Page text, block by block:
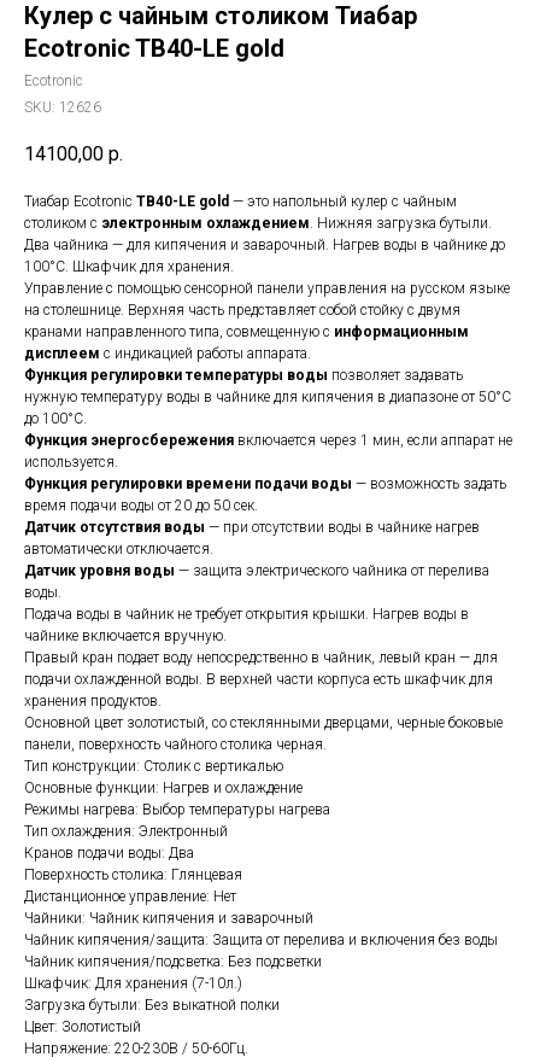
Кулер с чайным столиком Тиабар
Ecotronic TB40-LE gold
Ecotronic
SKU: 12626
14100,00 р.
Тиабар Ecotronic TB40-LE gold — это напольный кулер с чайным
столиком с электронным охлаждением. Нижняя загрузка бутыли.
Два чайника — для кипячения и заварочный. Нагрев воды в чайнике до
100°С. Шкафчик для хранения.
Управление с помощью сенсорной панели управления на русском языке
на столешнице. Верхняя часть представляет собой стойку с двумя
кранами направленного типа, совмещенную с информационным
дисплеем с индикацией работы аппарата.
Функция регулировки температуры воды позволяет задавать
нужную температуру воды в чайнике для кипячения в диапазоне от 50°С
до 100°С.
Функция энергосбережения включается через 1 мин, если аппарат не
используется.
Функция регулировки времени подачи воды — возможность задать
время подачи воды от 20 до 50 сек.
Датчик отсутствия воды — при отсутствии воды в чайнике нагрев
автоматически отключается.
Датчик уровня воды — защита электрического чайника от перелива
воды.
Подача воды в чайник не требует открытия крышки. Нагрев воды в
чайнике включается вручную.
Правый кран подает воду непосредственно в чайник, левый кран — для
подачи охлажденной воды. В верхней части корпуса есть шкафчик для
хранения продуктов.
Основной цвет золотистый, со стеклянными дверцами, черные боковые
панели, поверхность чайного столика черная.
Тип конструкции: Столик с вертикалью
Основные функции: Нагрев и охлаждение
Режимы нагрева: Выбор температуры нагрева
Тип охлаждения: Электронный
Кранов подачи воды: Два
Поверхность столика: Глянцевая
Дистанционное управление: Нет
Чайники: Чайник кипячения и заварочный
Чайник кипячения/защита: Защита от перелива и включения без воды
Чайник кипячения/подсветка: Без подсветки
Шкафчик: Для хранения (7-10л.)
Загрузка бутыли: Без выкатной полки
Цвет: Золотистый
Напряжение: 220-230В / 50-60Гц.